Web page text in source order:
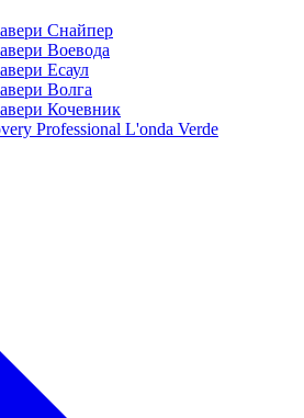
Снайпер
Воевода
Есаул
Волга
Кочевник
Professional L'onda Verde